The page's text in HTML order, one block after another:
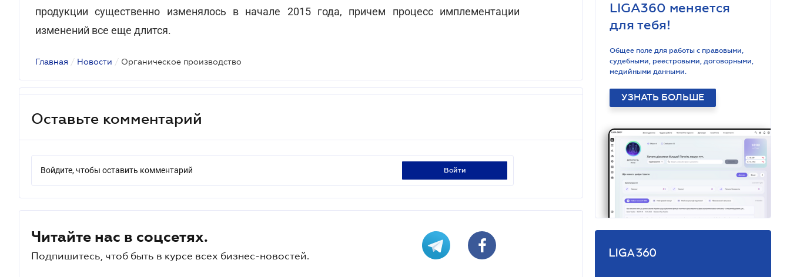
продукции существенно изменялось в начале 2015 года, причем процесс имплементации
изменений все еще длится.
Главная / Новости / Органическое производство
Оставьте комментарий
Войдите, чтобы оставить комментарий войти
Читайте нас в соцсетях.
Подпишитесь, чтоб быть в курсе всех бизнес-новостей.
LIGA360 меняется
для тебя!
Общее поле для работы с правовыми,
судебными, реестровыми, договорными,
медийными данными.
УЗНАТЬ БОЛЬШЕ